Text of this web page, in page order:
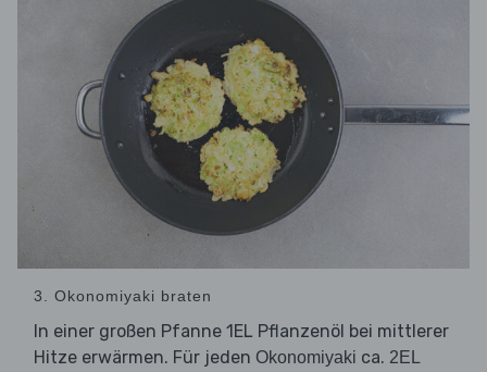
3. Okonomiyaki braten
In einer großen Pfanne 1EL Pflanzenöl bei mittlerer
Hitze erwärmen. Für jeden Okonomiyaki ca. 2EL